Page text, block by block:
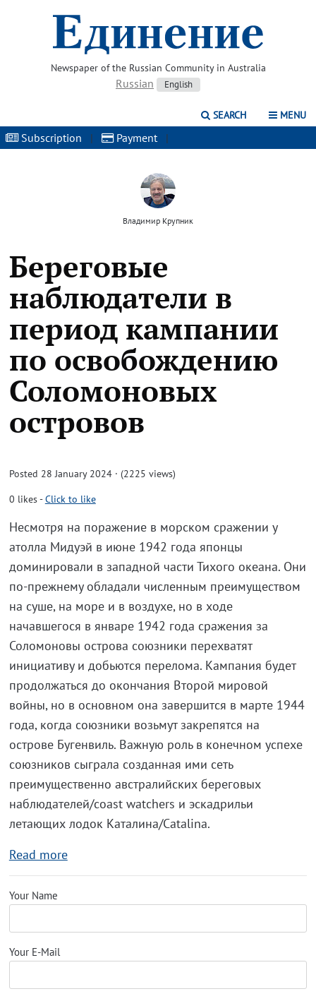
Newspaper of the Russian Community in Australia
Russian English
SEARCH MENU
Subscription | Payment |
Владимир Крупник
Береговые
наблюдатели в
период кампании
по освобождению
Соломоновых
островов
Posted 28 January 2024 · (2225 views)
0 likes-Click to like
Несмотря на поражение в морском сражении у
атолла Мидуэй в июне 1942 года японцы
доминировали в западной части Тихого океана. Они
по-прежнему обладали численным преимуществом
на суше, на море и в воздухе, но в ходе
начавшегося в январе 1942 года сражения за
Соломоновы острова союзники перехватят
инициативу и добьются перелома. Кампания будет
продолжаться до окончания Второй мировой
войны, но в основном она завершится в марте 1944
года, когда союзники возьмут закрепятся на
острове Бугенвиль. Важную роль в конечном успехе
союзников сыграла созданная ими сеть
преимущественно австралийских береговых
наблюдателей/coast watchers и эскадрильи
летающих лодок Каталина/Catalina.
Read more
Your Name
Your E-Mail